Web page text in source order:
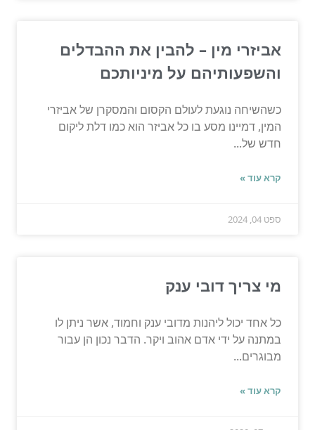
אביזרי מין – להבין את ההבדלים
והשפעותיהם על מיניותכם
כשהשיחה נוגעת לעולם הקסום והמסקרן של אביזרי
המין, דמיינו מסע בו כל אביזר הוא כמו דלת ליקום
חדש של...
קרא עוד »
ספט 04, 2024
מי צריך דובי ענק
כל אחד יכול ליהנות מדובי ענק וחמוד, אשר ניתן לו
במתנה על ידי אדם אהוב ויקר. הדבר נכון הן עבור
מבוגרים...
קרא עוד »